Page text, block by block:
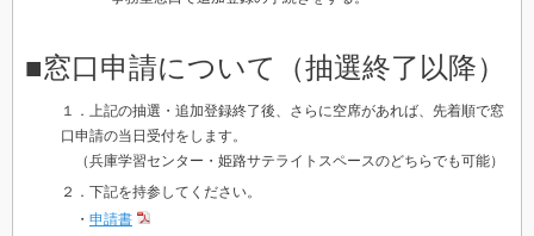
■窓口申請について（抽選終了以降）
１．上記の抽選・追加登録終了後、さらに空席があれば、先着順で窓
口申請の当日受付をします。
（兵庫学習センター・姫路サテライトスペースのどちらでも可能）
２．下記を持参してください。
・ 申請書